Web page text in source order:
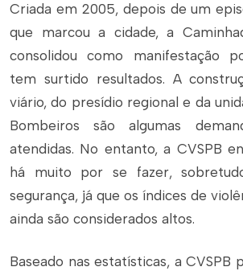
Criada em 2005, depois de um
que marcou a cidade, a
consolidou como manifestação
tem surtido resultados. A
viário, do presídio regional e da
Bombeiros são algumas
atendidas. No entanto, a CVSPB
há muito por se fazer,
segurança, já que os índices de
ainda são considerados altos.
Baseado nas estatísticas, a CVSPB